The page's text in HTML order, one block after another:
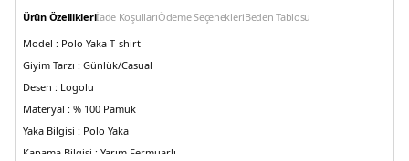
Ürün Özellikleriİade KoşullarıÖdeme SeçenekleriBeden Tablosu
Model : Polo Yaka T-shirt
Giyim Tarzı : Günlük/Casual
Desen : Logolu
Materyal : % 100 Pamuk
Yaka Bilgisi : Polo Yaka
Kapama Bilgisi : Yarım Fermuarlı